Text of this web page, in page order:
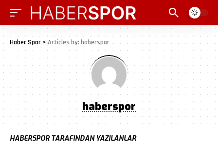
Haber Spor >Articles by: haberspor
haberspor
HABERSPOR TARAFINDAN YAZILANLAR